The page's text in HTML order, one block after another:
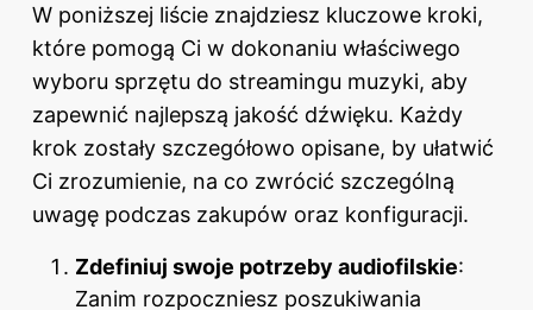
W poniższej liście znajdziesz kluczowe kroki,
które pomogą Ci w dokonaniu właściwego
wyboru sprzętu do streamingu muzyki, aby
zapewnić najlepszą jakość dźwięku. Każdy
krok zostały szczegółowo opisane, by ułatwić
Ci zrozumienie, na co zwrócić szczególną
uwagę podczas zakupów oraz konfiguracji.
Zdefiniuj swoje potrzeby audiofilskie:
Zanim rozpoczniesz poszukiwania